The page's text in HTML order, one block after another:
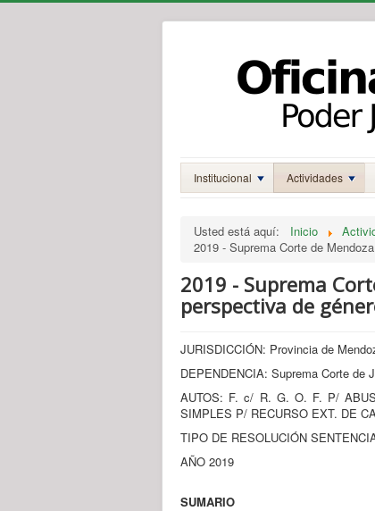
Institucional Actividades
Usted está aquí: Inicio
2019 - Suprema Corte de
2019 - Suprema
perspectiva de
JURISDICCIÓN: Provincia de
DEPENDENCIA: Suprema Corte de
AUTOS: F. c/ R. G. O. F. P/
SIMPLES P/ RECURSO EXT. DE
TIPO DE RESOLUCIÓN
AÑO 2019
SUMARIO